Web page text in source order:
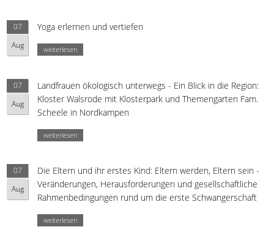
07
Aug
Yoga erlernen und vertiefen
weiterlesen
07
Aug
Landfrauen ökologisch unterwegs - Ein Blick in die Region:
Kloster Walsrode mit Klosterpark und Themengarten Fam.
Scheele in Nordkampen
weiterlesen
07
Aug
Die Eltern und ihr erstes Kind: Eltern werden, Eltern sein -
Veränderungen, Herausforderungen und gesellschaftliche
Rahmenbedingungen rund um die erste Schwangerschaft
weiterlesen